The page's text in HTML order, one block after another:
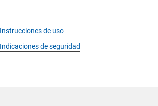
Instrucciones de uso
Indicaciones de seguridad